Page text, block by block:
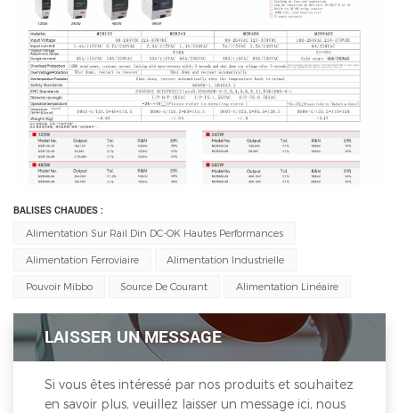
BALISES CHAUDES :
Alimentation Sur Rail Din DC-OK Hautes Performances
Alimentation Ferroviaire Alimentation Industrielle
Pouvoir Mibbo Source De Courant Alimentation Linéaire
LAISSER UN MESSAGE
Si vous êtes intéressé par nos produits et souhaitez
en savoir plus, veuillez laisser un message ici, nous